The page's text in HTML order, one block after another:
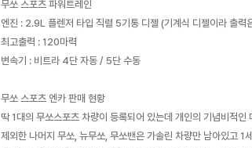
무쏘 스포츠 파워트레인
엔진 : 2.9L 플렌저 타입 직렬 5기통 디젤 (기계식 디젤이라 출력
최고출력 : 120마력
변속기 : 비트라 4단 자동 / 5단 수동
무쏘 스포츠 엔카 판매 현황
딱 1대의 무쏘스포츠 차량이 등록되어 있는데 개인의 기념비적
제외한 나머지 무쏘, 뉴무쏘, 무쏘밴은 가솔린 차량만 남아있고 1